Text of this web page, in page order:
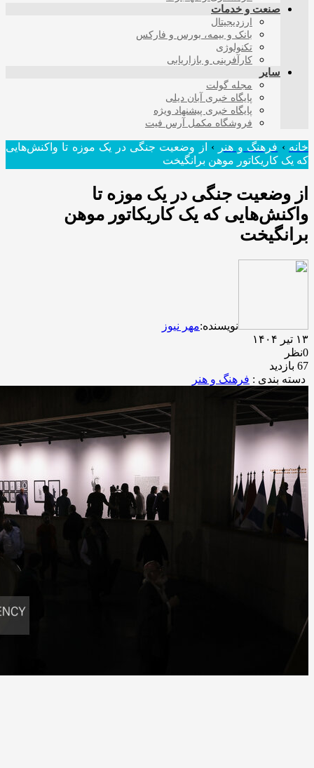
صنعت و خدمات
ارزدیجیتال
بانک و بیمه، بورس و فارکس
تکنولوژی
کارآفرینی و بازاریابی
سایر
مجله گولت
پایگاه خبری آبان دیلی
پایگاه خبری پیشنهاد ویژه
فروشگاه مکمل آرس فیت
خانه › فرهنگ و هنر ›
از وضعیت جنگی در یک موزه تا واکنش‌هایی
که یک کاریکاتور موهن برانگیخت
از وضعیت جنگی در یک موزه تا
واکنش‌هایی که یک کاریکاتور موهن
برانگیخت
نویسنده:مهر نیوز
۱۳ تیر ۱۴۰۴
0نظر
67 بازدید
دسته بندی : فرهنگ و هنر